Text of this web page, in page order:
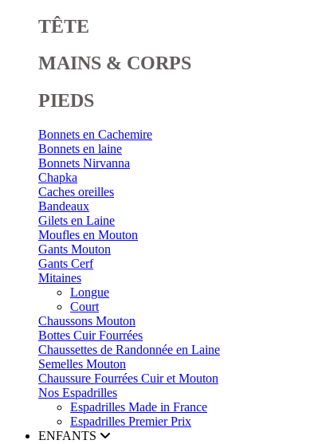
TÊTE
MAINS & CORPS
PIEDS
Bonnets en Cachemire
Bonnets en laine
Bonnets Nirvanna
Chapka
Caches oreilles
Bandeaux
Gilets en Laine
Moufles en Mouton
Gants Mouton
Gants Cerf
Mitaines
Longue
Court
Chaussons Mouton
Bottes Cuir Fourrées
Chaussettes de Randonnée en Laine
Semelles Mouton
Chaussure Fourrées Cuir et Mouton
Nos Espadrilles
Espadrilles Made in France
Espadrilles Premier Prix
ENFANTS